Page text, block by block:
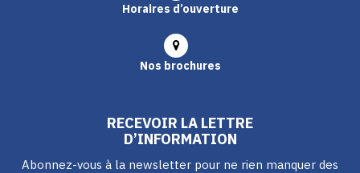
Horaires d’ouverture
Nos brochures
RECEVOIR LA LETTRE
D’INFORMATION
Abonnez-vous à la newsletter pour ne rien manquer des